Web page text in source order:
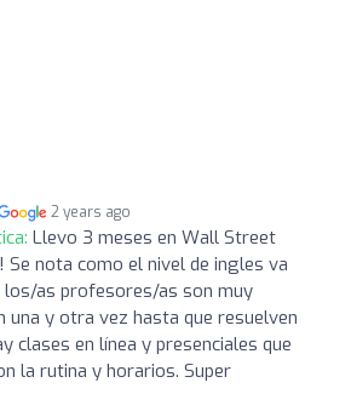
2 years ago
Llevo 3 meses en Wall Street
Se nota como el nivel de ingles va
los/as profesores/as son muy
una y otra vez hasta que resuelven
clases en línea y presenciales que
la rutina y horarios. Super